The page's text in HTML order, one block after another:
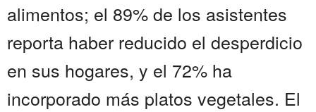
alimentos; el 89% de los asistentes
reporta haber reducido el desperdicio
en sus hogares, y el 72% ha
incorporado más platos vegetales. El